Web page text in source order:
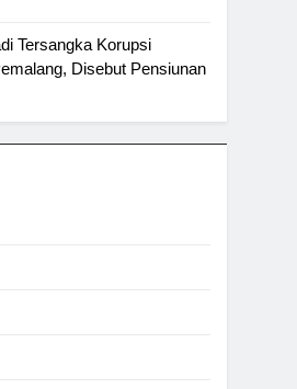
Tersangka Korupsi
Disebut Pensiunan